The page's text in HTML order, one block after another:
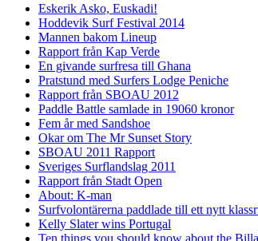
Eskerik Asko, Euskadi!
Hoddevik Surf Festival 2014
Mannen bakom Lineup
Rapport från Kap Verde
En givande surfresa till Ghana
Pratstund med Surfers Lodge Peniche
Rapport från SBOAU 2012
Paddle Battle samlade in 19060 kronor
Fem år med Sandshoe
Okar om The Mr Sunset Story
SBOAU 2011 Rapport
Sveriges Surflandslag 2011
Rapport från Stadt Open
About: K-man
Surfvolontärerna paddlade till ett nytt
Kelly Slater wins Portugal
Ten things you should know about the